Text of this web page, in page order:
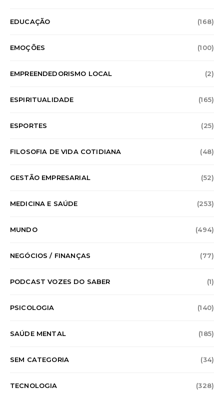
EDUCAÇÃO (168)
EMOÇÕES (100)
EMPREENDEDORISMO LOCAL (2)
ESPIRITUALIDADE (165)
ESPORTES (25)
FILOSOFIA DE VIDA COTIDIANA (48)
GESTÃO EMPRESARIAL (52)
MEDICINA E SAÚDE (253)
MUNDO (494)
NEGÓCIOS / FINANÇAS (77)
PODCAST VOZES DO SABER (1)
PSICOLOGIA (140)
SAÚDE MENTAL (185)
SEM CATEGORIA (34)
TECNOLOGIA (328)